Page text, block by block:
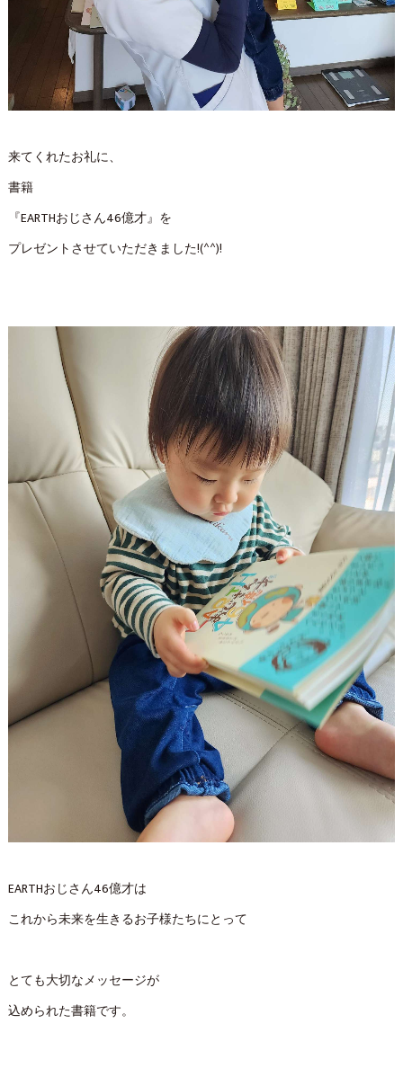
来てくれたお礼に、
書籍
『EARTHおじさん46億才』を
プレゼントさせていただきました!(^^)!
EARTHおじさん46億才は
これから未来を生きるお子様たちにとって
とても大切なメッセージが
込められた書籍です。